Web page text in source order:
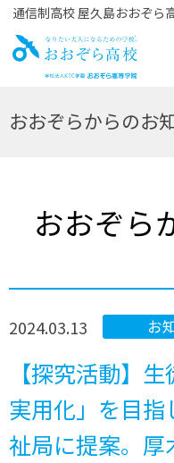
通信制高校 屋久島おおぞら
お
おおぞらからのお
おおぞら
2024.03.13 お
【探究活動】
実用化」を目
祉局に提案。厚